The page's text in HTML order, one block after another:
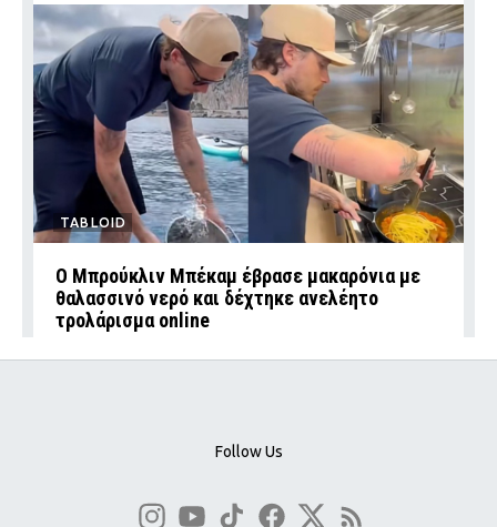
TABLOID
Ο Μπρούκλιν Μπέκαμ έβρασε μακαρόνια με
θαλασσινό νερό και δέχτηκε ανελέητο
τρολάρισμα online
Follow Us